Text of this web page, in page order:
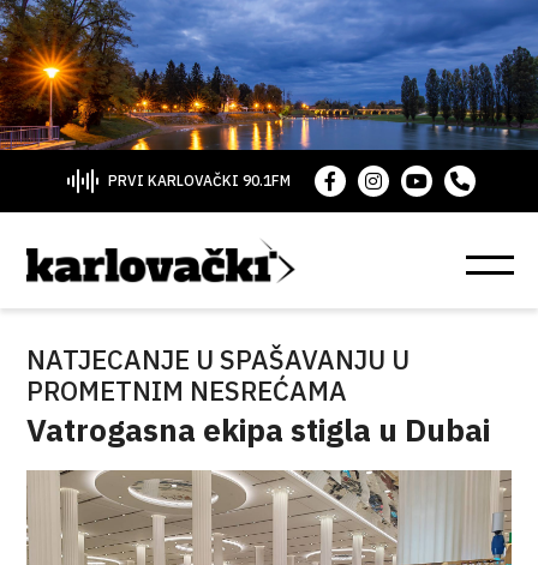
PRVI KARLOVAČKI 90.1FM
NATJECANJE U SPAŠAVANJU U
PROMETNIM NESREĆAMA
Vatrogasna ekipa stigla u Dubai